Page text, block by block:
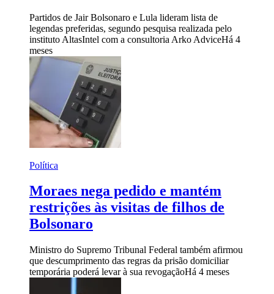
Partidos de Jair Bolsonaro e Lula lideram lista de
legendas preferidas, segundo pesquisa realizada pelo
instituto AltasIntel com a consultoria Arko AdviceHá 4
meses
Política
Moraes nega pedido e mantém
restrições às visitas de filhos de
Bolsonaro
Ministro do Supremo Tribunal Federal também afirmou
que descumprimento das regras da prisão domiciliar
temporária poderá levar à sua revogaçãoHá 4 meses